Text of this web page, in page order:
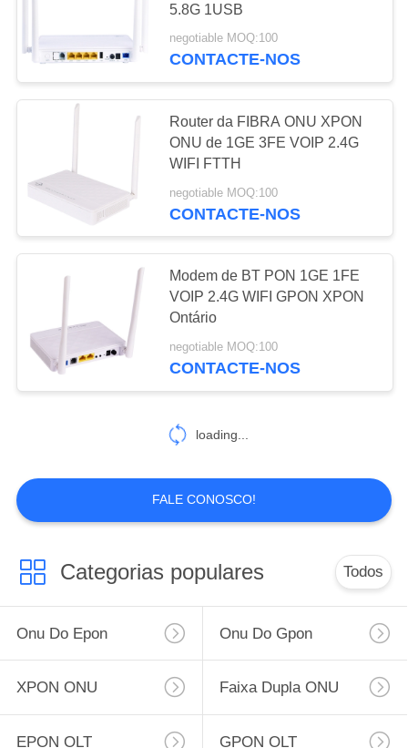
4 OLT portuários
8 OLT portuários
16 OLT portuários
Módulo de SFP
22
5.8G 1USB
negotiable MOQ:100
CONTACTE-NOS
Router da FIBRA ONU XPON
ONU de 1GE 3FE VOIP 2.4G
WIFI FTTH
negotiable MOQ:100
CONTACTE-NOS
Modem de BT PON 1GE 1FE
VOIP 2.4G WIFI GPON XPON
Ontário
negotiable MOQ:100
CONTACTE-NOS
loading...
FALE CONOSCO!
Categorias populares Todos
Onu Do Epon Onu Do Gpon
XPON ONU Faixa Dupla ONU
EPON OLT GPON OLT